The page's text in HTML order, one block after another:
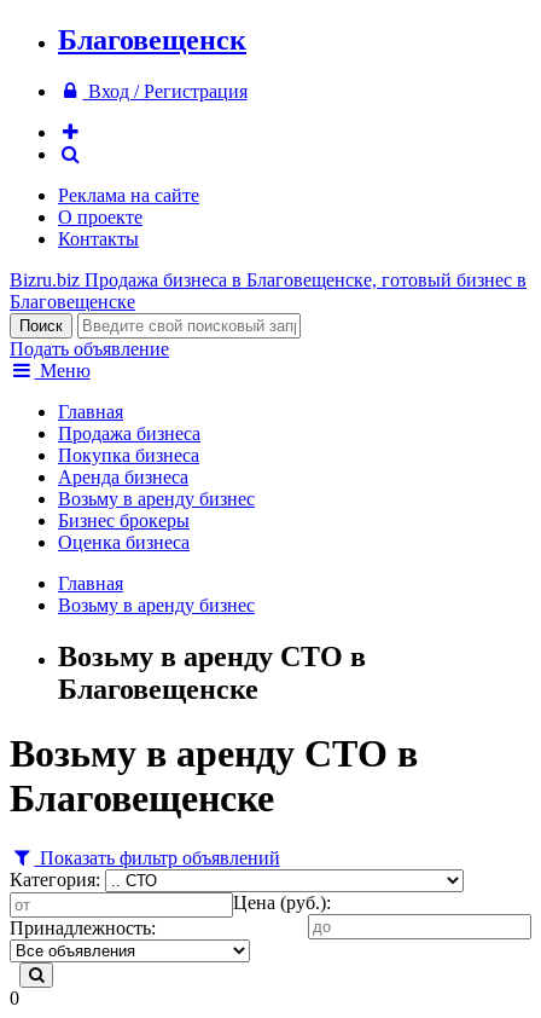
Благовещенск
Вход / Регистрация
Реклама на сайте
О проекте
Контакты
Bizru.biz Продажа бизнеса в Благовещенске, готовый бизнес в
Благовещенске
Подать объявление
Меню
Главная
Продажа бизнеса
Покупка бизнеса
Аренда бизнеса
Возьму в аренду бизнес
Бизнес брокеры
Оценка бизнеса
Главная
Возьму в аренду бизнес
Возьму в аренду СТО в
Благовещенске
Возьму в аренду СТО в
Благовещенске
Показать фильтр объявлений
Категория:
Цена (руб.):
Принадлежность:
0